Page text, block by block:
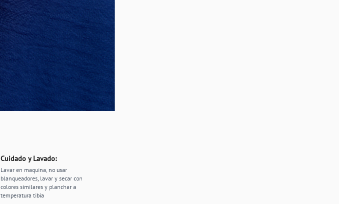
Cuidado y Lavado:
Lavar en maquina, no usar
blanqueadores, lavar y secar con
colores similares y planchar a
temperatura tibia